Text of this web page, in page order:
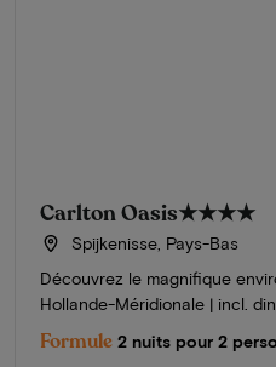
Carlton Oasis★★★★
Spijkenisse, Pays-Bas
Découvrez le magnifique
Hollande-Méridionale | incl.
Formule 2 nuits pour 2